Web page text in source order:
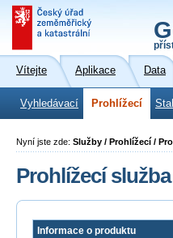
Vítejte Aplikace Data
Vyhledávací Prohlížecí
Nyní jste zde: Služby / Prohlížecí /
Prohlížecí
Informace o produktu